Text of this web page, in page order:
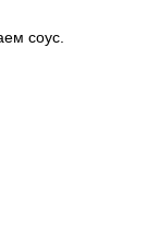
соус.